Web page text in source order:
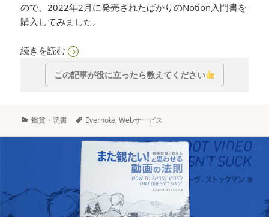
ので、2022年2月に発売されたばかりのNotion入門書を
購入してみました。
続きを読む読書感想＋メモ：Notionで実現する新クリエイ
この記事が役に立ったら教えてください
カ
鑑賞・読書
タ
Evernote,Webサービス